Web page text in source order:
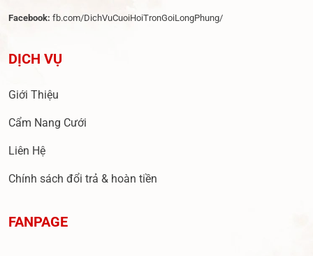
Facebook: fb.com/DichVuCuoiHoiTronGoiLongPhung/
DỊCH VỤ
Giới Thiệu
Cẩm Nang Cưới
Liên Hệ
Chính sách đổi trả & hoàn tiền
FANPAGE